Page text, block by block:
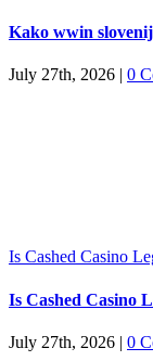
Kako wwin
July 27th, 2026 | 0
Is Cashed Casino
Is Cashed Casino
July 27th, 2026 | 0